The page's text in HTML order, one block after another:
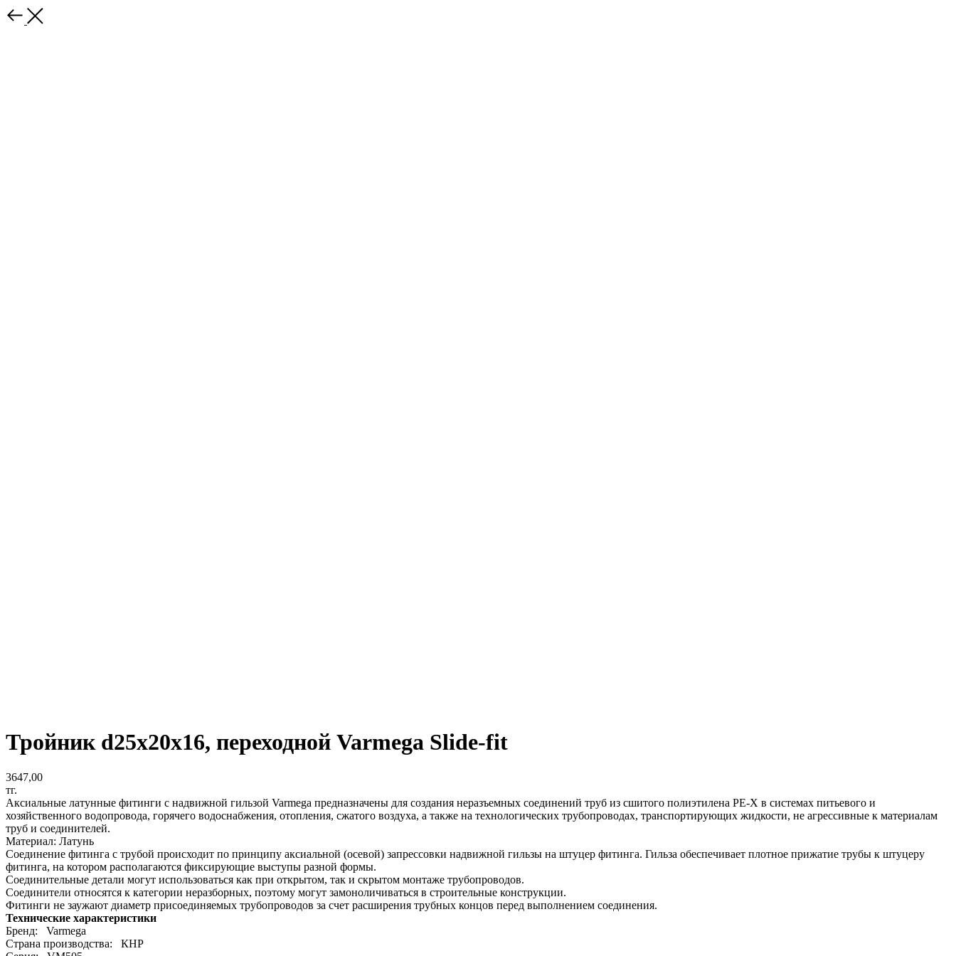
Тройник d25x20x16, переходной Varmega Slide-fit
3647,00
тг.
Аксиальные латунные фитинги с надвижной гильзой Varmega предназначены для создания неразъемных соединений труб из сшитого полиэтилена PE-X в системах питьевого и
хозяйственного водопровода, горячего водоснабжения, отопления, сжатого воздуха, а также на технологических трубопроводах, транспортирующих жидкости, не агрессивные к материалам
труб и соединителей.
Материал: Латунь
Соединение фитинга с трубой происходит по принципу аксиальной (осевой) запрессовки надвижной гильзы на штуцер фитинга. Гильза обеспечивает плотное прижатие трубы к штуцеру
фитинга, на котором располагаются фиксирующие выступы разной формы.
Соединительные детали могут использоваться как при открытом, так и скрытом монтаже трубопроводов.
Соединители относятся к категории неразборных, поэтому могут замоноличиваться в строительные конструкции.
Фитинги не заужают диаметр присоединяемых трубопроводов за счет расширения трубных концов перед выполнением соединения.
Технические характеристики
Бренд: Varmega
Страна производства: КНР